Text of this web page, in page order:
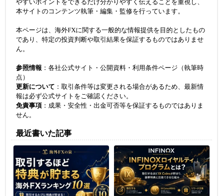
やすいポイントをできるだけ分かりやすく伝えることを重視し、
本サイトのコンテンツ執筆・編集・監修を行っています。
本ページは、海外FXに関する一般的な情報提供を目的としたもの
であり、特定の投資判断や取引結果を保証するものではありませ
ん。
参照情報 ：各社公式サイト・公開資料・利用条件ページ（執筆時
点）
更新について ：取引条件等は変更される場合があるため、最新情
報は必ず公式サイトをご確認ください。
免責事項 ：成果・安全性・出金可否等を保証するものではありま
せん。
最近書いた記事